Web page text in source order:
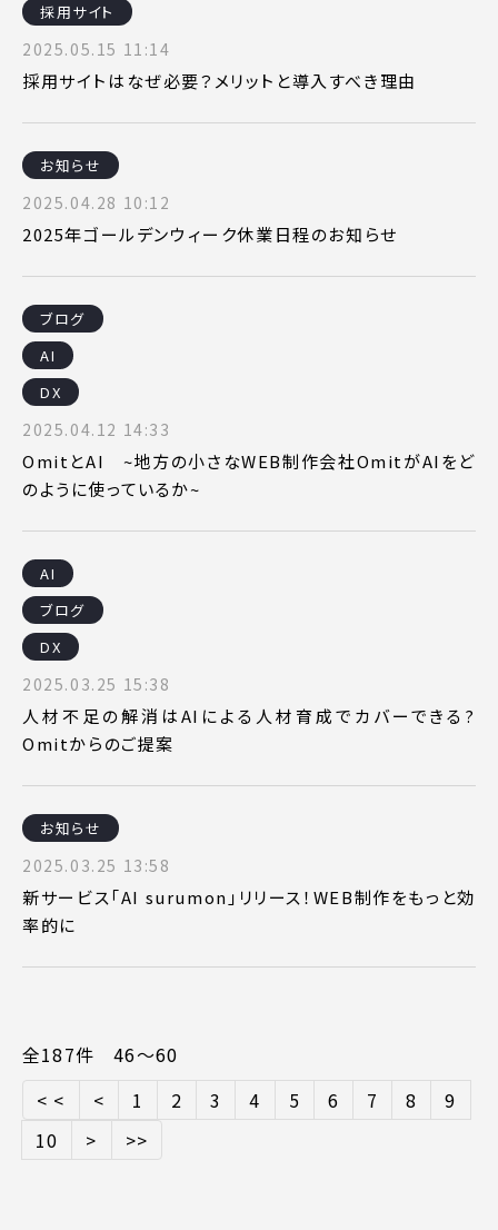
採用サイト
2025.05.15 11:14
採用サイトはなぜ必要？メリットと導入すべき理由
お知らせ
2025.04.28 10:12
2025年ゴールデンウィーク休業日程のお知らせ
ブログ
AI
DX
2025.04.12 14:33
OmitとAI ~地方の小さなWEB制作会社OmitがAIをど
のように使っているか~
AI
ブログ
DX
2025.03.25 15:38
人材不足の解消はAIによる人材育成でカバーできる?
Omitからのご提案
お知らせ
2025.03.25 13:58
新サービス「AI surumon」リリース！WEB制作をもっと効
率的に
全187件 46〜60
< <
< 1 2 3 4 5 6 7 8
9
10
> >>